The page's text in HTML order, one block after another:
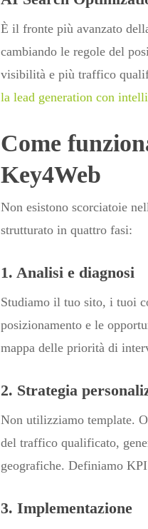
È il fronte più avanzato
cambiando le regole del
visibilità e più traffico
la lead generation con
Come
Key4Web
Non esistono scorciatoie
strutturato in quattro fasi:
1. Analisi e diagnosi
Studiamo il tuo sito, i tuoi
posizionamento e le
mappa delle priorità di
2. Strategia
Non utilizziamo template.
del traffico qualificato,
geografiche. Definiamo
3. Implementazione